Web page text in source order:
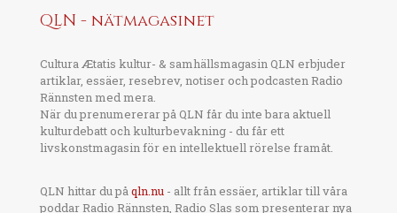
QLN - nätmagasinet
Cultura Ætatis kultur- & samhällsmagasin QLN erbjuder
artiklar, essäer, resebrev, notiser och podcasten Radio
Rännsten med mera.
När du prenumererar på QLN får du inte bara aktuell
kulturdebatt och kulturbevakning - du får ett
livskonstmagasin för en intellektuell rörelse framåt.
QLN hittar du på qln.nu - allt från essäer, artiklar till våra
poddar Radio Rännsten, Radio Slas som presenterar nya